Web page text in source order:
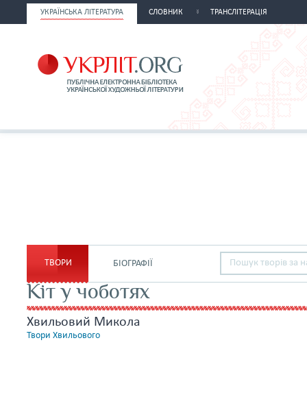
УКРАЇНСЬКА ЛІТЕРАТУРА СЛОВНИК ТРАНСЛІТЕРАЦІЯ
ТВОРИ БІОГРАФІЇ
Кіт у чоботях
Хвильовий Микола
Твори Хвильового